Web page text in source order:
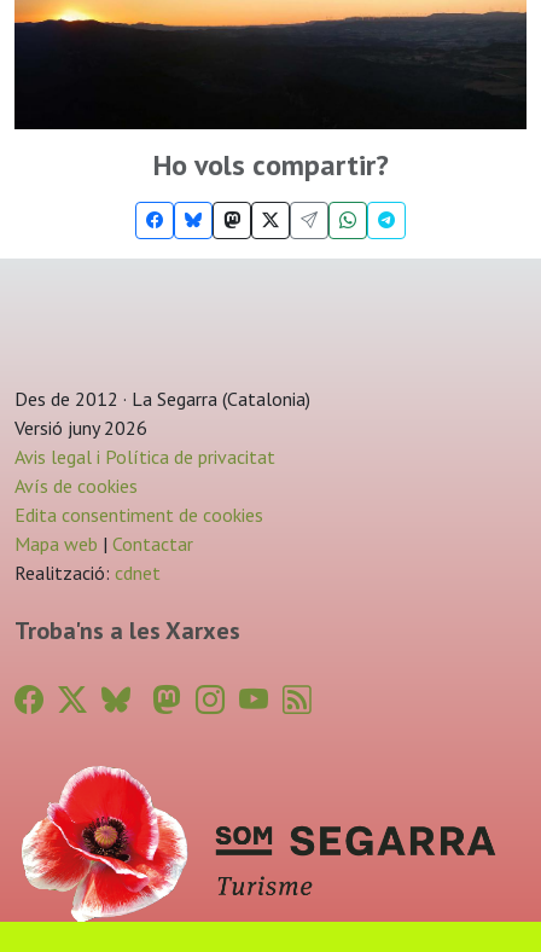
Ho vols compartir?
Des de 2012 · La Segarra (Catalonia)
Versió juny 2026
Avis legal i Política de privacitat
Avís de cookies
Edita consentiment de cookies
Mapa web | Contactar
Realització: cdnet
Troba'ns a les Xarxes